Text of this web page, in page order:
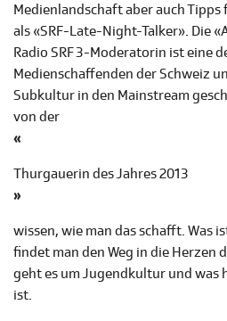
Medienlandschaft aber auch
als «SRF-Late-Night-Talker». Die
Radio SRF 3-Moderatorin ist eine
Medienschaffenden der Schweiz
Subkultur in den Mainstream
von der
«
Thurgauerin des Jahres 2013
»
wissen, wie man das schafft. Was
findet man den Weg in die Herzen
geht es um Jugendkultur und was
ist.